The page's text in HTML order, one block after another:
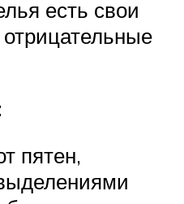
есть свои
пятен,